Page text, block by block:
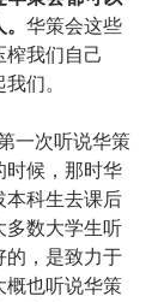
华策会这些
榨我们自己
们。
一次听说华策
时候，那时华
本科生去课后
多数大学生听
的，是致力于
概也听说华策